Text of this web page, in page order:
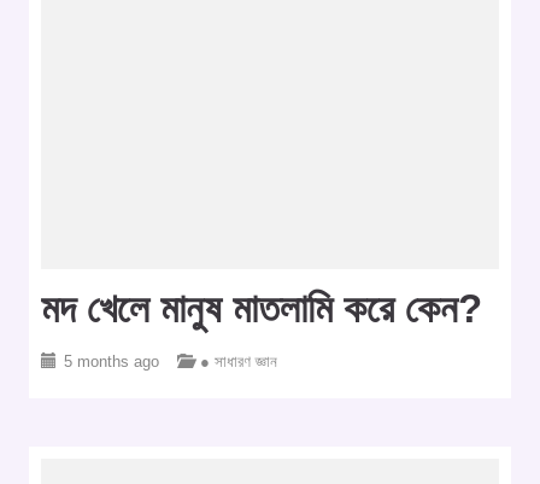
মদ খেলে মানুষ মাতলামি করে কেন?
5 months ago ● সাধারণ জ্ঞান